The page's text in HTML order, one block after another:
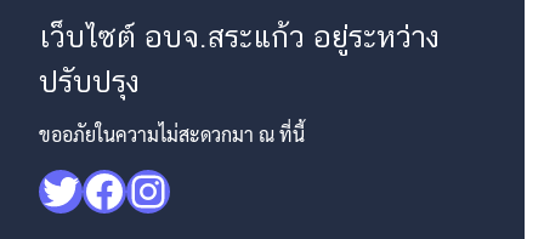
เว็บไซต์ อบจ.สระแก้ว อยู่ระหว่าง
ปรับปรุง
ขออภัยในความไม่สะดวกมา ณ ที่นี้
Twitter
Facebook
Instagram